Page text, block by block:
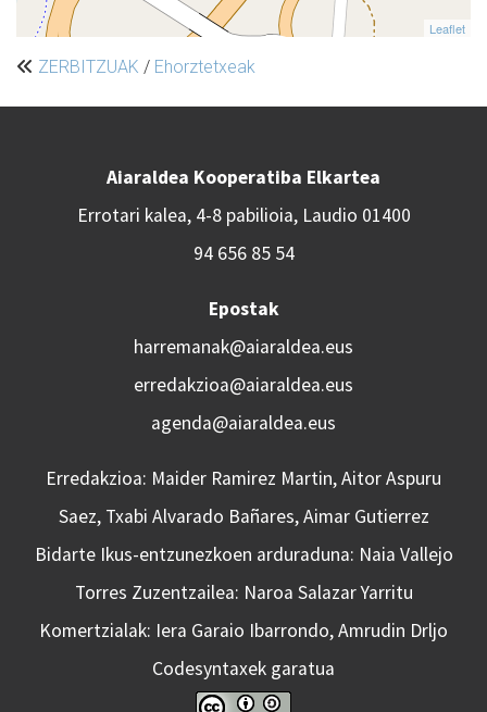
Leaflet
ZERBITZUAK / Ehorztetxeak
Aiaraldea Kooperatiba Elkartea
Errotari kalea, 4-8 pabilioia, Laudio 01400
94 656 85 54
Epostak
harremanak@aiaraldea.eus
erredakzioa@aiaraldea.eus
agenda@aiaraldea.eus
Erredakzioa: Maider Ramirez Martin, Aitor Aspuru
Saez, Txabi Alvarado Bañares, Aimar Gutierrez
Bidarte Ikus-entzunezkoen arduraduna: Naia Vallejo
Torres Zuzentzailea: Naroa Salazar Yarritu
Komertzialak: Iera Garaio Ibarrondo, Amrudin Drljo
Codesyntaxek garatua